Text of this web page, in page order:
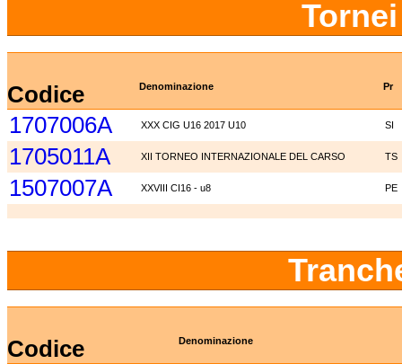
Codice Denominazione Pr
1707006A XXX CIG U16 2017 U10 SI
1705011A XII TORNEO INTERNAZIONALE DEL CARSO TS
1507007A XXVIII CI16 - u8 PE
Codice Denominazione